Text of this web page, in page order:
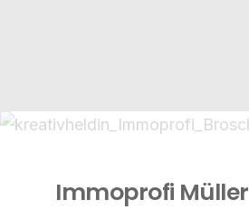
Immoprofi Müller